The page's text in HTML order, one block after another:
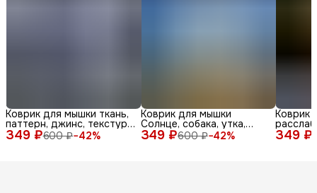
349 ₽600 ₽−42%
Коврик для мышки ткань,
паттерн, джинс, текстура,
синий, бел 349 ₽600 ₽−42%
Коврик для мышки
Солнце, собака, утка,
очки, море, доска, ле 349 ₽
Коврик